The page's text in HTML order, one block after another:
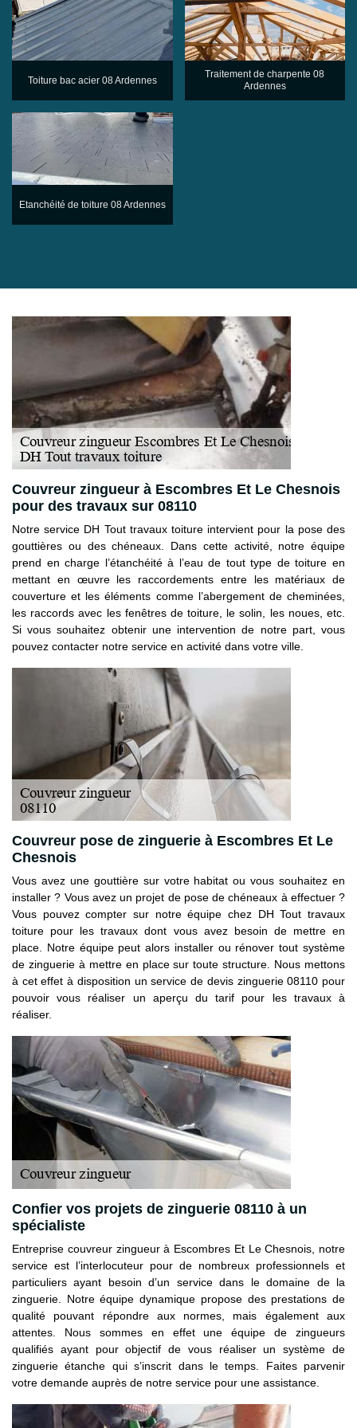
Toiture bac acier 08 Ardennes
Traitement de charpente 08
Ardennes
Etanchéité de toiture 08 Ardennes
Couvreur zingueur à Escombres Et Le Chesnois
pour des travaux sur 08110
Notre service DH Tout travaux toiture intervient pour la pose des
gouttières ou des chéneaux. Dans cette activité, notre équipe
prend en charge l’étanchéité à l’eau de tout type de toiture en
mettant en œuvre les raccordements entre les matériaux de
couverture et les éléments comme l’abergement de cheminées,
les raccords avec les fenêtres de toiture, le solin, les noues, etc.
Si vous souhaitez obtenir une intervention de notre part, vous
pouvez contacter notre service en activité dans votre ville.
Couvreur pose de zinguerie à Escombres Et Le
Chesnois
Vous avez une gouttière sur votre habitat ou vous souhaitez en
installer ? Vous avez un projet de pose de chéneaux à effectuer ?
Vous pouvez compter sur notre équipe chez DH Tout travaux
toiture pour les travaux dont vous avez besoin de mettre en
place. Notre équipe peut alors installer ou rénover tout système
de zinguerie à mettre en place sur toute structure. Nous mettons
à cet effet à disposition un service de devis zinguerie 08110 pour
pouvoir vous réaliser un aperçu du tarif pour les travaux à
réaliser.
Confier vos projets de zinguerie 08110 à un
spécialiste
Entreprise couvreur zingueur à Escombres Et Le Chesnois, notre
service est l’interlocuteur pour de nombreux professionnels et
particuliers ayant besoin d’un service dans le domaine de la
zinguerie. Notre équipe dynamique propose des prestations de
qualité pouvant répondre aux normes, mais également aux
attentes. Nous sommes en effet une équipe de zingueurs
qualifiés ayant pour objectif de vous réaliser un système de
zinguerie étanche qui s’inscrit dans le temps. Faites parvenir
votre demande auprès de notre service pour une assistance.